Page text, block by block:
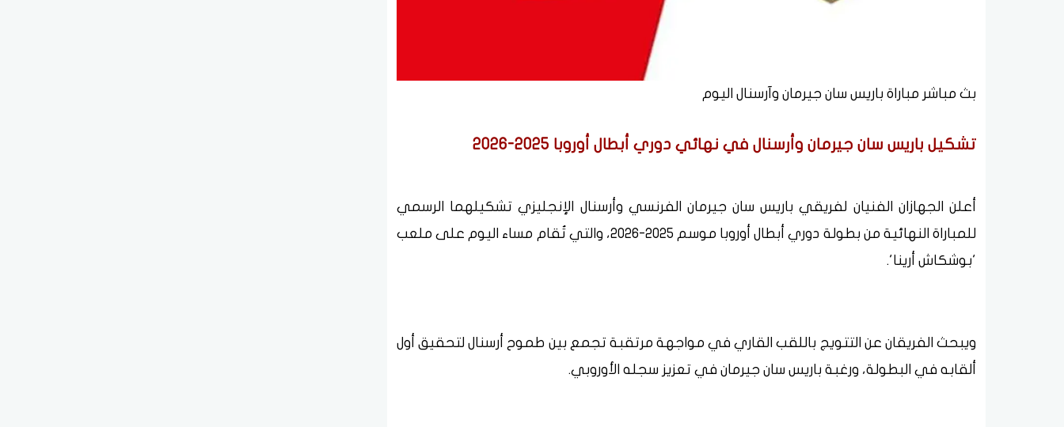
بث مباشر مباراة باريس سان جيرمان وآرسنال اليوم
تشكيل باريس سان جيرمان وأرسنال في نهائي دوري أبطال أوروبا 2025-2026
أعلن الجهازان الفنيان لفريقي باريس سان جيرمان الفرنسي وأرسنال الإنجليزي تشكيلهما الرسمي
للمباراة النهائية من بطولة دوري أبطال أوروبا موسم 2025-2026، والتي تُقام مساء اليوم على ملعب
'بوشكاش أرينا'.
ويبحث الفريقان عن التتويج باللقب القاري في مواجهة مرتقبة تجمع بين طموح أرسنال لتحقيق أول
ألقابه في البطولة، ورغبة باريس سان جيرمان في تعزيز سجله الأوروبي.